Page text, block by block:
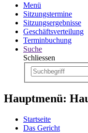
Menü
Sitzungstermine
Sitzungsergebnisse
Geschäftsverteilung
Terminbuchung
Suche
Schliessen
Hauptmenü:
Startseite
Das Gericht